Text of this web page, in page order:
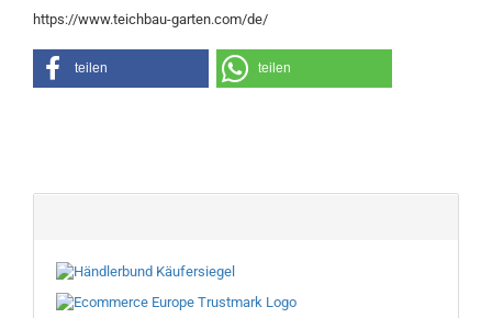
https://www.teichbau-garten.com/de/
teilen teilen